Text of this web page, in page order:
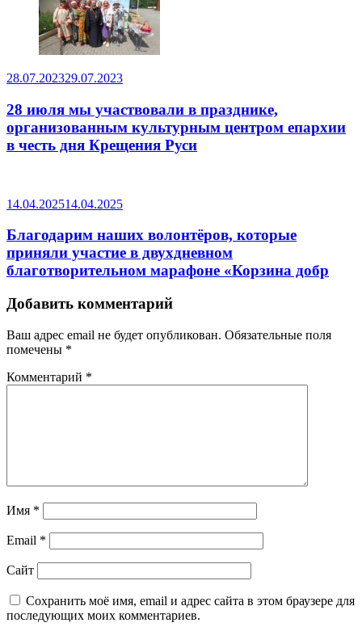
28.07.202329.07.2023
28 июля мы участвовали в празднике,
организованным культурным центром епархии
в честь дня Крещения Руси
14.04.202514.04.2025
Благодарим наших волонтёров, которые
приняли участие в двухдневном
благотворительном марафоне «Корзина добр
Добавить комментарий
Ваш адрес email не будет опубликован. Обязательные поля
помечены *
Комментарий *
Имя *
Email *
Сайт
Сохранить моё имя, email и адрес сайта в этом браузере для
последующих моих комментариев.